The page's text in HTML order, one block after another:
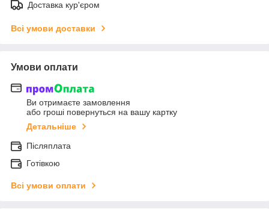
Доставка кур'єром
Всі умови доставки
Умови оплати
Ви отримаєте замовлення
або гроші повернуться на вашу картку
Детальніше
Післяплата
Готівкою
Всі умови оплати